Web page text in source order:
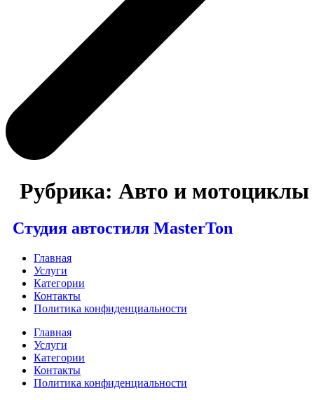
Рубрика: Авто и мотоциклы
Студия автостиля MasterTon
Главная
Услуги
Категории
Контакты
Политика конфиденциальности
Главная
Услуги
Категории
Контакты
Политика конфиденциальности